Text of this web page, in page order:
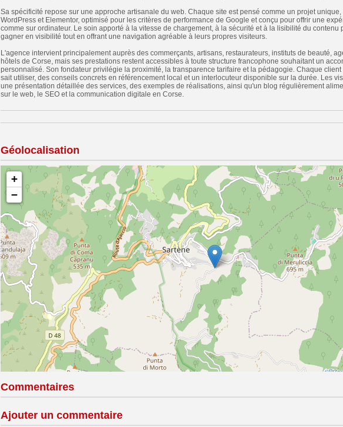
Sa spécificité repose sur une approche artisanale du web. Chaque site est pensé comme un projet
WordPress et Elementor, optimisé pour les critères de performance de Google et conçu pour offrir une
comme sur ordinateur. Le soin apporté à la vitesse de chargement, à la sécurité et à la lisibilité du contenu
gagner en visibilité tout en offrant une navigation agréable à leurs propres visiteurs.
L'agence intervient principalement auprès des commerçants, artisans, restaurateurs, instituts de beauté,
hôtels de Corse, mais ses prestations restent accessibles à toute structure francophone souhaitant un
personnalisé. Son fondateur privilégie la proximité, la transparence tarifaire et la pédagogie. Chaque
sait utiliser, des conseils concrets en référencement local et un interlocuteur disponible sur la durée. Les
une présentation détaillée des services, des exemples de réalisations, ainsi qu'un blog régulièrement
sur le web, le SEO et la communication digitale en Corse.
Géolocalisation
+
−
Commentaires
Ajouter un commentaire